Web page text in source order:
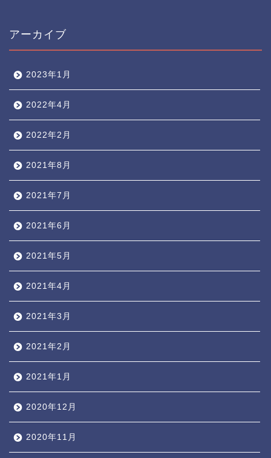
アーカイブ
2023年1月
2022年4月
2022年2月
2021年8月
2021年7月
2021年6月
2021年5月
2021年4月
2021年3月
2021年2月
2021年1月
2020年12月
2020年11月